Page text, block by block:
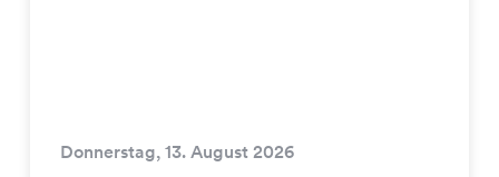
Donnerstag, 13. August 2026